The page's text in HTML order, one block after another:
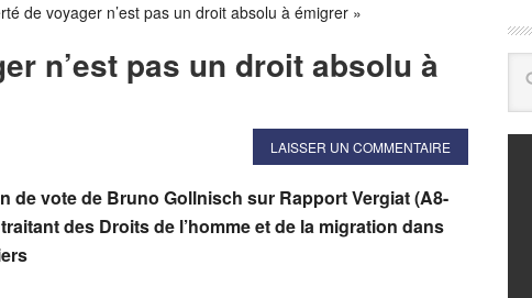
de voyager n’est pas un droit absolu à émigrer »
n’est pas un droit absolu à
LAISSER UN COMMENTAIRE
de vote de Bruno Gollnisch sur Rapport Vergiat (A8-
des Droits de l’homme et de la migration dans